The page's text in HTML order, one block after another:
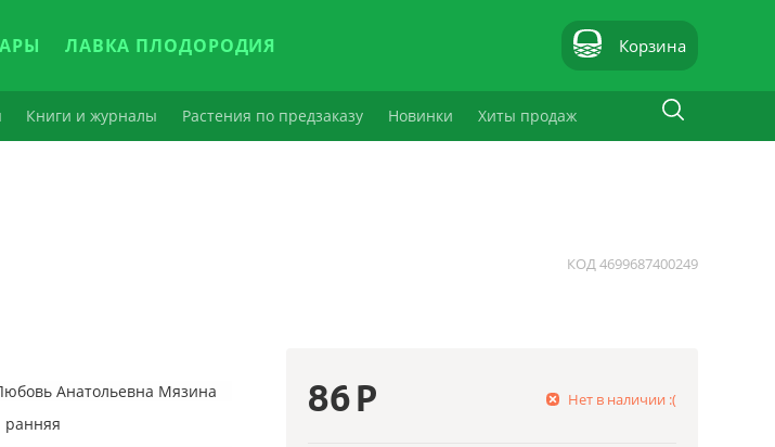
ЛАВКА ПЛОДОРОДИЯ Корзина
Книги и журналы Растения по предзаказу Новинки Хиты продаж
КОД4699687400249
Анатольевна Мязина
ранняя
86Р Нет в наличии :(